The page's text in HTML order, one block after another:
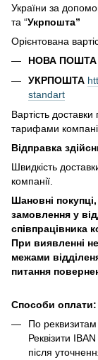
України за
та “Укрпошта”
Орієнтована
НОВА ПОШТА
УКРПОШТА
standart
Вартість
тарифами
Відправка
Швидкість
компанії.
Шановні
замовлення у
співпрацівника
При виявленні
межами
питання
Способи оплати:
По реквизитам
Реквізити
після